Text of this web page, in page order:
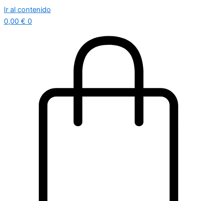
Ir al contenido
0,00 € 0